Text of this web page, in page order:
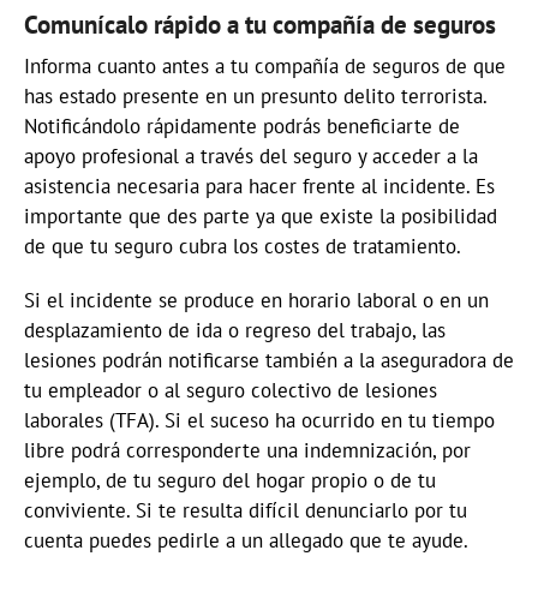
Comunícalo rápido a tu compañía de seguros
Informa cuanto antes a tu compañía de seguros de que
has estado presente en un presunto delito terrorista.
Notificándolo rápidamente podrás beneficiarte de
apoyo profesional a través del seguro y acceder a la
asistencia necesaria para hacer frente al incidente. Es
importante que des parte ya que existe la posibilidad
de que tu seguro cubra los costes de tratamiento.
Si el incidente se produce en horario laboral o en un
desplazamiento de ida o regreso del trabajo, las
lesiones podrán notificarse también a la aseguradora de
tu empleador o al seguro colectivo de lesiones
laborales (TFA). Si el suceso ha ocurrido en tu tiempo
libre podrá corresponderte una indemnización, por
ejemplo, de tu seguro del hogar propio o de tu
conviviente. Si te resulta difícil denunciarlo por tu
cuenta puedes pedirle a un allegado que te ayude.